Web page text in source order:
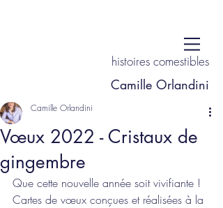
histoires comestibles
Camille Orlandini
Vœux 2022 - Cristaux de
gingembre
Camille Orlandini
Que cette nouvelle année soit vivifiante !
Cartes de vœux conçues et réalisées à la